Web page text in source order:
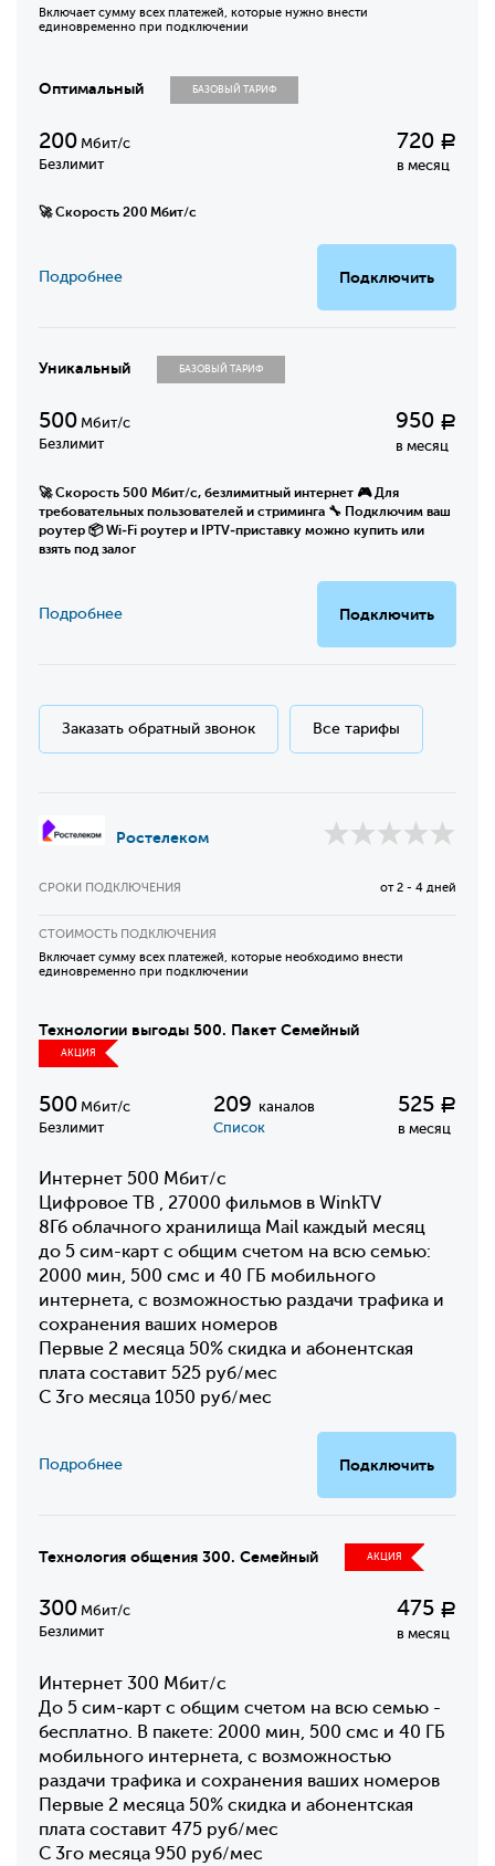
Включает сумму всех платежей, которые нужно внести
единовременно при подключении
Оптимальный БАЗОВЫЙ ТАРИФ
200 Мбит/с
Безлимит
720 Р
в месяц
🚀 Скорость 200 Мбит/с
Подключить
Подробнее
Уникальный БАЗОВЫЙ ТАРИФ
500 Мбит/с
Безлимит
950 Р
в месяц
🚀 Скорость 500 Мбит/с, безлимитный интернет 🎮 Для
требовательных пользователей и стриминга 🔧 Подключим ваш
роутер 📦 Wi‑Fi роутер и IPTV‑приставку можно купить или
взять под залог
Подключить
Подробнее
Заказать обратный звонок Все тарифы
Ростелеком
СРОКИ ПОДКЛЮЧЕНИЯ от 2 - 4 дней
СТОИМОСТЬ ПОДКЛЮЧЕНИЯ
Включает сумму всех платежей, которые необходимо внести
единовременно при подключении
Технологии выгоды 500. Пакет Семейный
АКЦИЯ
500 Мбит/с
Безлимит
209 каналов
Список
525 Р
в месяц
Интернет 500 Мбит/с
Цифровое ТВ , 27000 фильмов в WinkTV
8Гб облачного хранилища Mail каждый месяц
до 5 сим-карт с общим счетом на всю семью:
2000 мин, 500 смс и 40 ГБ мобильного
интернета, с возможностью раздачи трафика и
сохранения ваших номеров
Первые 2 месяца 50% скидка и абонентская
плата составит 525 руб/мес
С 3го месяца 1050 руб/мес
Подключить
Подробнее
Технология общения 300. Семейный АКЦИЯ
300 Мбит/с
Безлимит
475 Р
в месяц
Интернет 300 Мбит/с
До 5 сим-карт с общим счетом на всю семью -
бесплатно. В пакете: 2000 мин, 500 смс и 40 ГБ
мобильного интернета, с возможностью
раздачи трафика и сохранения ваших номеров
Первые 2 месяца 50% скидка и абонентская
плата составит 475 руб/мес
С 3го месяца 950 руб/мес